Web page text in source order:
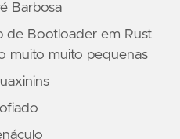
Barbosa
de Bootloader em Rust
muito muito pequenas